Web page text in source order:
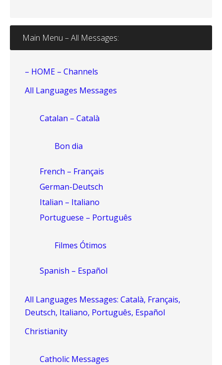
Main Menu – All Messages:
– HOME – Channels
All Languages Messages
Catalan – Català
Bon dia
French – Français
German-Deutsch
Italian – Italiano
Portuguese – Português
Filmes Ótimos
Spanish – Español
All Languages Messages: Català, Français,
Deutsch, Italiano, Português, Español
Christianity
Catholic Messages